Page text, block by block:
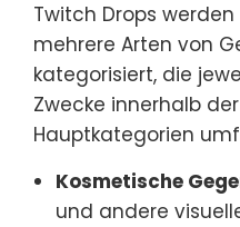
Twitch Drops
mehrere Arten von
kategorisiert, die
Zwecke innerhalb
Hauptkategorien
Kosmetische
und andere